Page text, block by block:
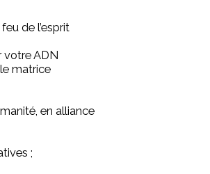
de l’esprit
votre ADN
matrice
en alliance
;